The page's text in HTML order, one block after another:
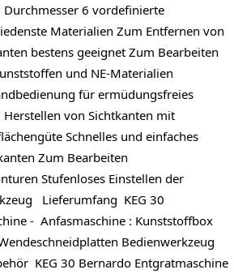
6 vordefinierte
Materialien Zum Entfernen von
bestens geeignet Zum Bearbeiten
und NE-Materialien
für ermüdungsfreies
von Sichtkanten mit
Schnelles und einfaches
Zum Bearbeiten
Stufenloses Einstellen der
Lieferumfang KEG 30
- Anfasmaschine : Kunststoffbox
Bedienwerkzeug
KEG 30 Bernardo Entgratmaschine